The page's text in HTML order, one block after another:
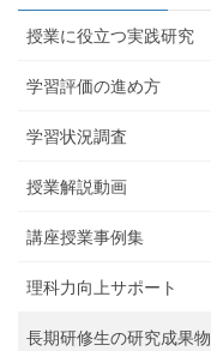
授業に役立つ実践研究
学習評価の進め方
学習状況調査
授業解説動画
講座授業事例集
理科力向上サポート
長期研修生の研究成果物